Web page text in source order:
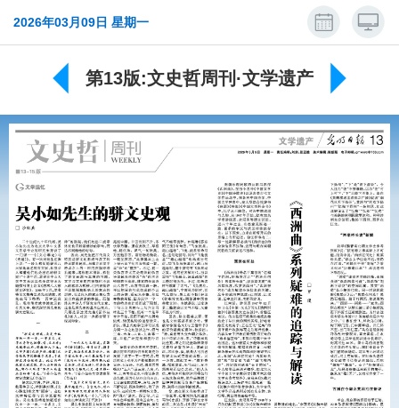
2026年03月09日 星期一
第13版:文史哲周刊·文学遗产